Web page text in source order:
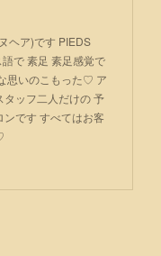
ヘア)です PIEDS
で 素足 素足感覚で
思いのこもった♡ ア
タッフ二人だけの 予
です すべてはお客